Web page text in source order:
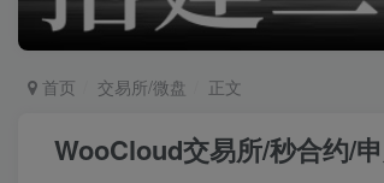
首页 交易所/微盘 正文
WooCloud交易所/秒合约/